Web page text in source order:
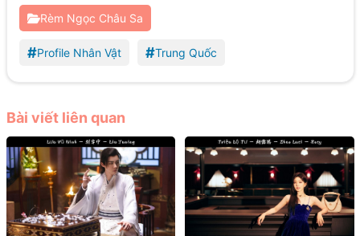
Rèm Ngọc Châu Sa
#Profile Nhân Vật #Trung Quốc
Bài viết liên quan